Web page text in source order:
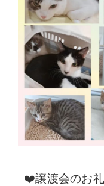
❤️譲渡会のお